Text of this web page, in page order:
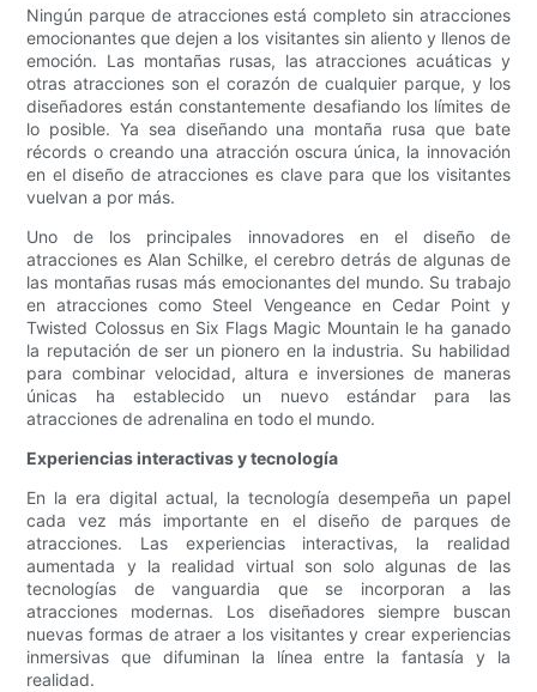
Ningún parque de atracciones está completo sin atracciones
emocionantes que dejen a los visitantes sin aliento y llenos de
emoción. Las montañas rusas, las atracciones acuáticas y
otras atracciones son el corazón de cualquier parque, y los
diseñadores están constantemente desafiando los límites de
lo posible. Ya sea diseñando una montaña rusa que bate
récords o creando una atracción oscura única, la innovación
en el diseño de atracciones es clave para que los visitantes
vuelvan a por más.
Uno de los principales innovadores en el diseño de
atracciones es Alan Schilke, el cerebro detrás de algunas de
las montañas rusas más emocionantes del mundo. Su trabajo
en atracciones como Steel Vengeance en Cedar Point y
Twisted Colossus en Six Flags Magic Mountain le ha ganado
la reputación de ser un pionero en la industria. Su habilidad
para combinar velocidad, altura e inversiones de maneras
únicas ha establecido un nuevo estándar para las
atracciones de adrenalina en todo el mundo.
Experiencias interactivas y tecnología
En la era digital actual, la tecnología desempeña un papel
cada vez más importante en el diseño de parques de
atracciones. Las experiencias interactivas, la realidad
aumentada y la realidad virtual son solo algunas de las
tecnologías de vanguardia que se incorporan a las
atracciones modernas. Los diseñadores siempre buscan
nuevas formas de atraer a los visitantes y crear experiencias
inmersivas que difuminan la línea entre la fantasía y la
realidad.